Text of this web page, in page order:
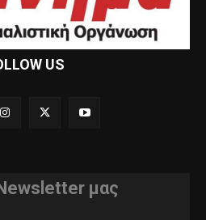
US
μας